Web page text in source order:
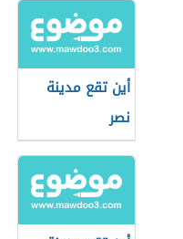
أين تقع مدينة
نصر